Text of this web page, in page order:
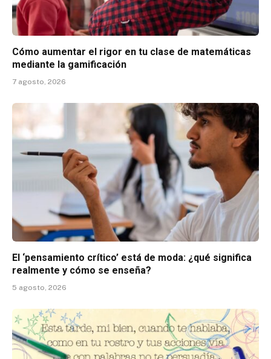
Cómo aumentar el rigor en tu clase de matemáticas
mediante la gamificación
7 agosto, 2026
El ‘pensamiento crítico’ está de moda: ¿qué significa
realmente y cómo se enseña?
5 agosto, 2026